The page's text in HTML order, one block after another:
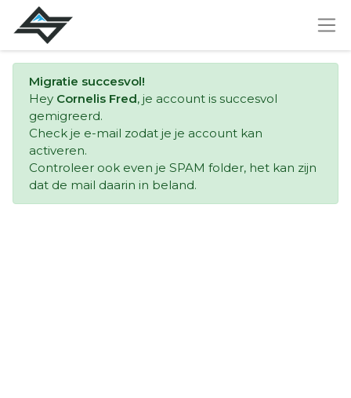
Migratie succesvol!
Hey Cornelis Fred, je account is succesvol
gemigreerd.
Check je e-mail zodat je je account kan
activeren.
Controleer ook even je SPAM folder, het kan zijn
dat de mail daarin in beland.